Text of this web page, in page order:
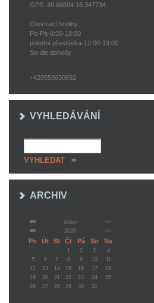
GPS: 49.68604 18.347734
Otevírací hodiny
Po-Pá-8:00-18:00
polední přestávka-12:00-13:00
So-dle dohody
+420558630692
VYHLEDÁVÁNÍ
ARCHIV
<< leden
>>
<<
2026 >>
Po Út St Čt Pá So Ne
1 2 3
4
5
6 7 8 9 10
11
12
13 14 15 16 17
18
19
20 21 22 23 24
25
26
27 28 29 30 31